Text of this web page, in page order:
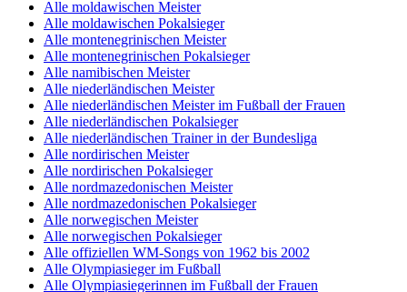
Alle moldawischen Meister
Alle moldawischen Pokalsieger
Alle montenegrinischen Meister
Alle montenegrinischen Pokalsieger
Alle namibischen Meister
Alle niederländischen Meister
Alle niederländischen Meister im Fußball der Frauen
Alle niederländischen Pokalsieger
Alle niederländischen Trainer in der Bundesliga
Alle nordirischen Meister
Alle nordirischen Pokalsieger
Alle nordmazedonischen Meister
Alle nordmazedonischen Pokalsieger
Alle norwegischen Meister
Alle norwegischen Pokalsieger
Alle offiziellen WM-Songs von 1962 bis 2002
Alle Olympiasieger im Fußball
Alle Olympiasiegerinnen im Fußball der Frauen